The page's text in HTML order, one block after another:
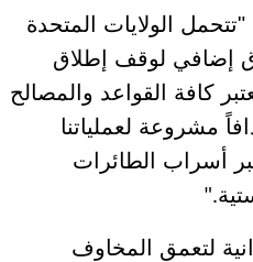
الولايات المتحدة
إضافي لوقف إطلاق
كافة القواعد والمصالح
مشروعة لعملياتنا
أسراب الطائرات
".
لتعمق المخاوف